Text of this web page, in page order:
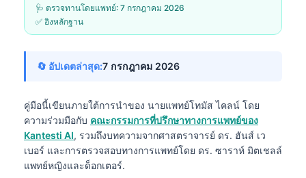
🩺 ตรวจทานโดยแพทย์: 7 กรกฎาคม 2026
✅ อิงหลักฐาน
🔄 อัปเดตล่าสุด:7 กรกฎาคม 2026
คู่มือนี้เขียนภายใต้การนำของ นายแพทย์โทมัส ไคลน์ โดย
ความร่วมมือกับ คณะกรรมการที่ปรึกษาทางการแพทย์ของ
Kantesti AI, รวมถึงบทความจากศาสตราจารย์ ดร. ฮันส์ เว
เบอร์ และการตรวจสอบทางการแพทย์โดย ดร. ซาราห์ มิตเชลล์
แพทย์หญิงและด็อกเตอร์.